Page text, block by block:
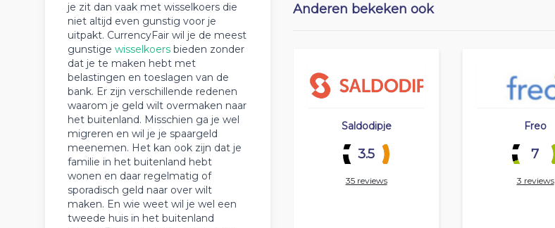
je zit dan vaak met wisselkoers die
niet altijd even gunstig voor je
uitpakt. CurrencyFair wil je de meest
gunstige wisselkoers bieden zonder
dat je te maken hebt met
belastingen en toeslagen van de
bank. Er zijn verschillende redenen
waarom je geld wilt overmaken naar
het buitenland. Misschien ga je wel
migreren en wil je je spaargeld
meenemen. Het kan ook zijn dat je
familie in het buitenland hebt
wonen en daar regelmatig of
sporadisch geld naar over wilt
maken. En wie weet wil je wel een
tweede huis in het buitenland
Anderen bekeken ook
Saldodipje
3.5
35 reviews
Freo
7
3 reviews